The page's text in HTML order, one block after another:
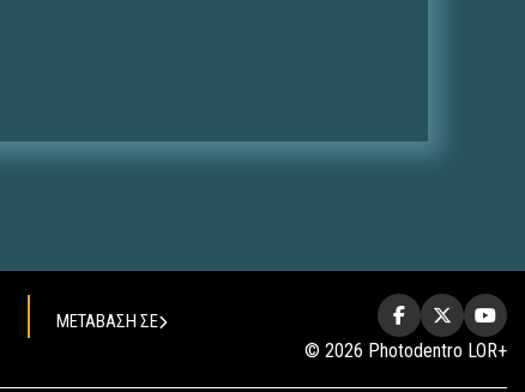
ΜΕΤΑΒΑΣΗ ΣΕ
© 2026 Photodentro LOR+